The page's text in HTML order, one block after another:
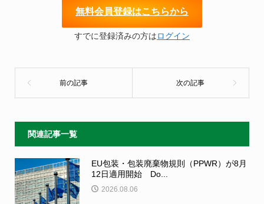
無料会員登録はこちらから
すでに登録済みの方はログイン
関連記事一覧
EU包装・包装廃棄物規則（PPWR）が8月
12日適用開始 Do...
2026.08.06